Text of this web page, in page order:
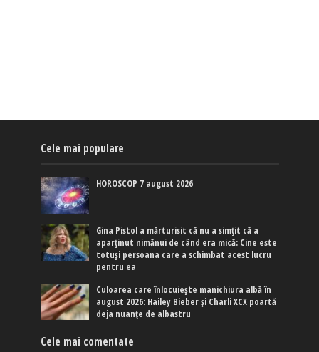
Cele mai populare
HOROSCOP 7 august 2026
Gina Pistol a mărturisit că nu a simțit că a
aparținut nimănui de când era mică: Cine este
totuși persoana care a schimbat acest lucru
pentru ea
Culoarea care înlocuiește manichiura albă în
august 2026: Hailey Bieber și Charli XCX poartă
deja nuanțe de albastru
Cele mai comentate